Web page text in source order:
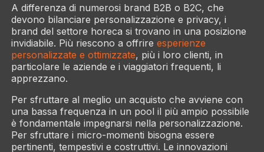
A differenza di numerosi brand B2B o B2C, che
devono bilanciare personalizzazione e privacy, i
brand del settore horeca si trovano in una posizione
invidiabile. Più riescono a offrire esperienze
personalizzate e ottimizzate, più i loro clienti, in
particolare le aziende e i viaggiatori frequenti, li
apprezzano.
Per sfruttare al meglio un acquisto che avviene con
una bassa frequenza in un pool il più ampio possibile
è fondamentale impegnarsi nella personalizzazione.
Per sfruttare i micro-momenti bisogna essere
pertinenti, tempestivi e costruttivi. Le innovazioni